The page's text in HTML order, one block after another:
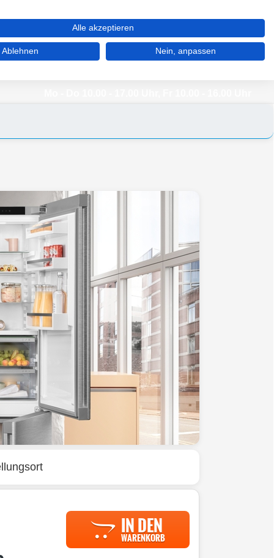
IN DEN
WARENKORB
Alle akzeptieren
Ablehnen Nein, anpassen